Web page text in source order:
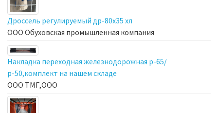
Дроссель регулируемый др-80х35 хл
ООО Обуховская промышленная компания
Накладка переходная железнодорожная р-65/
р-50,комплект на нашем складе
ООО ТМГ,ООО